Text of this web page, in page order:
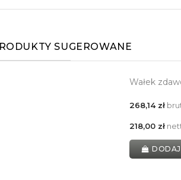
SUGEROWANE
Wałek
268,14 zł
218,00 zł